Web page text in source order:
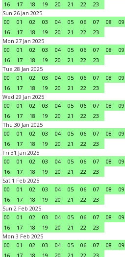
16
17 18 19 20 21 22
23
Sun 26 Jan 2025
00
01 02 03 04 05 06 07 08 09
16
17 18 19 20 21 22
23
Mon 27 Jan 2025
00
01 02 03 04 05 06 07 08 09
16
17 18 19 20 21 22
23
Tue 28 Jan 2025
00
01 02 03 04 05 06 07 08 09
16
17 18 19 20 21 22
23
Wed 29 Jan 2025
00
01 02 03 04 05 06 07 08 09
16
17 18 19 20 21 22
23
Thu 30 Jan 2025
00
01 02 03 04 05 06 07 08 09
16
17 18 19 20 21 22
23
Fri 31 Jan 2025
00
01 02 03 04 05 06 07 08 09
16
17 18 19 20 21 22
23
Sat 1 Feb 2025
00
01 02 03 04 05 06 07 08 09
16
17 18 19 20 21 22
23
Sun 2 Feb 2025
00
01 02 03 04 05 06 07 08 09
16
17 18 19 20 21 22
23
Mon 3 Feb 2025
00
01 02 03 04 05 06 07 08 09
16
17 18 19 20 21 22
23